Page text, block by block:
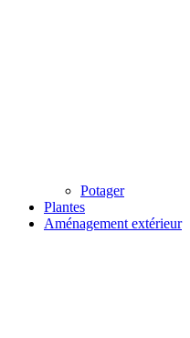
Potager
Plantes
Aménagement extérieur